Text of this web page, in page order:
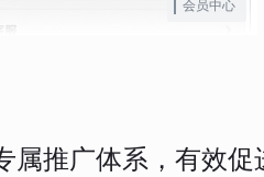
会员中心
属推广体系，有效促